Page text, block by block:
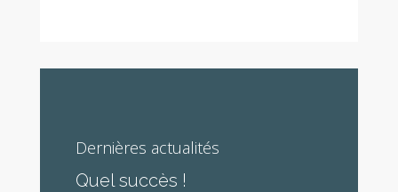
Dernières actualités
Quel succès !